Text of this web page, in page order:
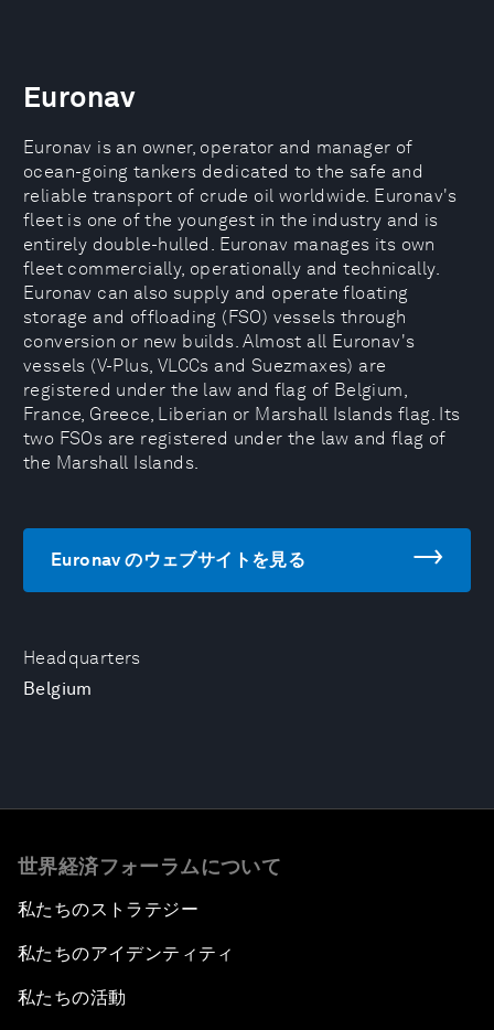
Headquarters
Belgium
Euronav
Euronav is an owner, operator and manager of
ocean-going tankers dedicated to the safe and
reliable transport of crude oil worldwide. Euronav's
fleet is one of the youngest in the industry and is
entirely double-hulled. Euronav manages its own
fleet commercially, operationally and technically.
Euronav can also supply and operate floating
storage and offloading (FSO) vessels through
conversion or new builds. Almost all Euronav's
vessels (V-Plus, VLCCs and Suezmaxes) are
registered under the law and flag of Belgium,
France, Greece, Liberian or Marshall Islands flag. Its
two FSOs are registered under the law and flag of
the Marshall Islands.
Euronav のウェブサイトを見る
世界経済フォーラムについて
私たちのストラテジー
私たちのアイデンティティ
私たちの活動